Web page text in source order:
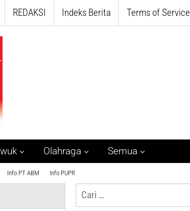
REDAKSI Indeks Berita Terms of Service
Olahraga Semua
Info PT ABM Info PUPR
Cari
untuk: